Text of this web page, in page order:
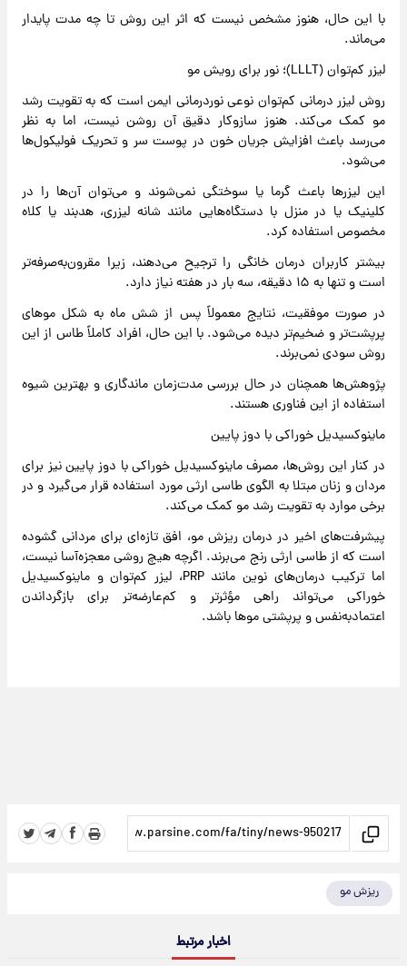
با این حال، هنوز مشخص نیست که اثر این روش تا چه مدت پایدار
می‌ماند.
لیزر کم‌توان (LLLT)؛ نور برای رویش مو
روش لیزر درمانی کم‌توان نوعی نوردرمانی ایمن است که به تقویت رشد
مو کمک می‌کند. هنوز سازوکار دقیق آن روشن نیست، اما به نظر
می‌رسد باعث افزایش جریان خون در پوست سر و تحریک فولیکول‌ها
می‌شود.
این لیزرها باعث گرما یا سوختگی نمی‌شوند و می‌توان آن‌ها را در
کلینیک یا در منزل با دستگاه‌هایی مانند شانه لیزری، هدبند یا کلاه
مخصوص استفاده کرد.
بیشتر کاربران درمان خانگی را ترجیح می‌دهند، زیرا مقرون‌به‌صرفه‌تر
است و تنها به ۱۵ دقیقه، سه بار در هفته نیاز دارد.
در صورت موفقیت، نتایج معمولاً پس از شش ماه به شکل موهای
پرپشت‌تر و ضخیم‌تر دیده می‌شود. با این حال، افراد کاملاً طاس از این
روش سودی نمی‌برند.
پژوهش‌ها همچنان در حال بررسی مدت‌زمان ماندگاری و بهترین شیوه
استفاده از این فناوری هستند.
ماینوکسیدیل خوراکی با دوز پایین
در کنار این روش‌ها، مصرف ماینوکسیدیل خوراکی با دوز پایین نیز برای
مردان و زنان مبتلا به الگوی طاسی ارثی مورد استفاده قرار می‌گیرد و در
برخی موارد به تقویت رشد مو کمک می‌کند.
پیشرفت‌های اخیر در درمان ریزش مو، افق تازه‌ای برای مردانی گشوده
است که از طاسی ارثی رنج می‌برند. اگرچه هیچ روشی معجزه‌آسا نیست،
اما ترکیب درمان‌های نوین مانند PRP، لیزر کم‌توان و ماینوکسیدیل
خوراکی می‌تواند راهی مؤثرتر و کم‌عارضه‌تر برای بازگرداندن
اعتمادبه‌نفس و پرپشتی موها باشد.
ریزش مو
اخبار مرتبط